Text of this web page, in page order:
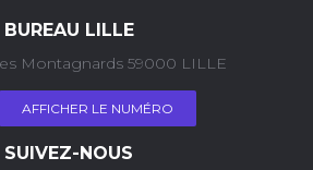
BUREAU LILLE
Montagnards 59000 LILLE
AFFICHER LE NUMÉRO
SUIVEZ-NOUS